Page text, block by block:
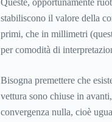
Queste, opportunamente
stabiliscono il valore della
primi, che in millimetri
per comodità di
Bisogna premettere che
vettura sono chiuse in
convergenza nulla, cioè